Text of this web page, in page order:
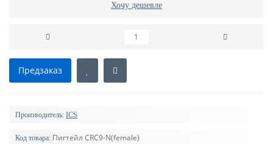
Хочу дешевле
Предзаказ
Производитель: ICS
Код товара: Пигтейл CRC9-N(female)